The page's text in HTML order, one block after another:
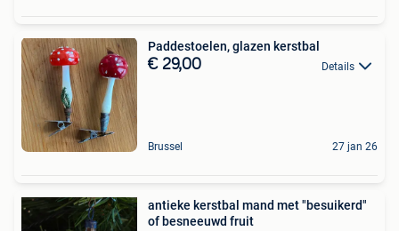
Paddestoelen, glazen kerstbal
€ 29,00 Details
Brussel 27 jan 26
antieke kerstbal mand met "besuikerd"
of besneeuwd fruit